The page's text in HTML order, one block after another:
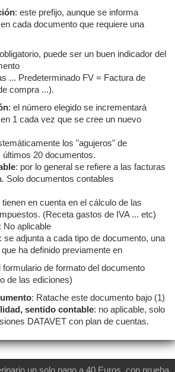
: este prefijo, aunque se informa
cada documento que requiere una
puede ser un buen indicador del
Predeterminado FV = Factura de
compra ...).
: el número elegido se incrementará
1 cada vez que se cree un nuevo
los "agujeros" de
últimos 20 documentos.
: por lo general se refiere a las facturas
Solo documentos contables
en cuenta en el cálculo de las
(Receta gastos de IVA ... etc)
: No aplicable
: se adjunta a cada tipo de documento, una
ha definido previamente en
formato del documento
de las ediciones)
: Ratache este documento bajo (1)
sentido contable: no aplicable, solo
DATAVET con plan de cuentas.
un solo pago.a 40 Euros, con prueba